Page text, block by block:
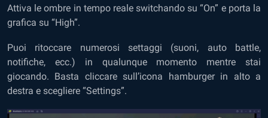
Attiva le ombre in tempo reale switchando su “On” e porta la
grafica su “High”.
Puoi ritoccare numerosi settaggi (suoni, auto battle,
notifiche, ecc.) in qualunque momento mentre stai
giocando. Basta cliccare sull’icona hamburger in alto a
destra e scegliere “Settings”.